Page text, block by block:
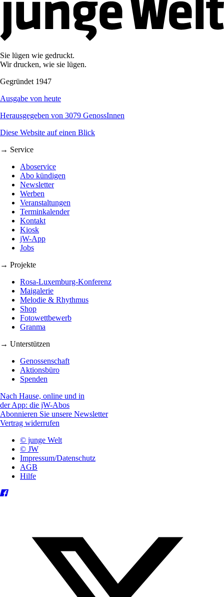
Sie lügen wie gedruckt.
Wir drucken, wie sie lügen.
Gegründet 1947
Ausgabe von heute
Herausgegeben von 3079 GenossInnen
Diese Website auf einen Blick
→ Service
Aboservice
Abo kündigen
Newsletter
Werben
Veranstaltungen
Terminkalender
Kontakt
Kiosk
jW-App
Jobs
→ Projekte
Rosa-Luxemburg-Konferenz
Maigalerie
Melodie & Rhythmus
Shop
Fotowettbewerb
Granma
→ Unterstützen
Genossenschaft
Aktionsbüro
Spenden
Nach Hause, online und in
der App: die jW-Abos
Abonnieren Sie unsere Newsletter
Vertrag widerrufen
© junge Welt
© JW
Impressum/Datenschutz
AGB
Hilfe